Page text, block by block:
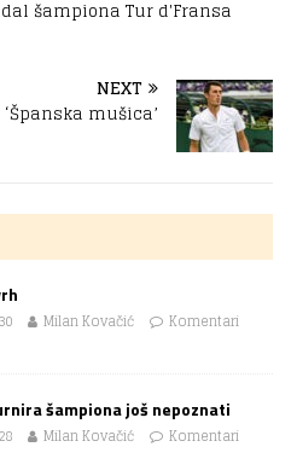
šampiona Tur d'Fransa
NEXT
mušica’
Milan Kovačić
Komentari
šampiona još nepoznati
Milan Kovačić
Komentari